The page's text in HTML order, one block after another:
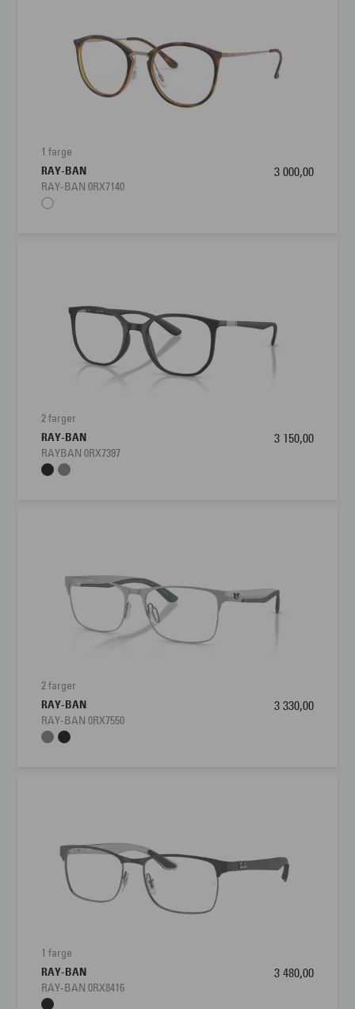
1 farge
RAY-BAN
RAY-BAN 0RX7140
3 000,00
2 farger
RAY-BAN
RAYBAN 0RX7397
3 150,00
2 farger
RAY-BAN
RAY-BAN 0RX7550
3 330,00
1 farge
RAY-BAN
RAY-BAN 0RX8416
3 480,00